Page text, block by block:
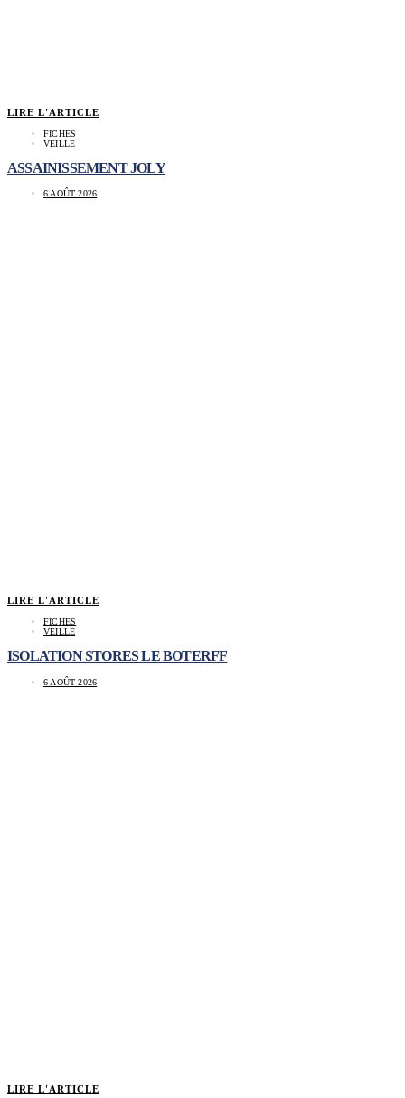
LIRE L'ARTICLE
FICHES
VEILLE
ASSAINISSEMENT JOLY
6 AOÛT 2026
LIRE L'ARTICLE
FICHES
VEILLE
ISOLATION STORES LE BOTERFF
6 AOÛT 2026
LIRE L'ARTICLE